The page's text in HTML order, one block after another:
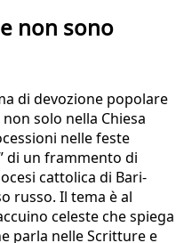
non sono
di devozione popolare
solo nella Chiesa
nelle feste
di un frammento di
cattolica di Bari-
russo. Il tema è al
celeste che spiega
parla nelle Scritture e